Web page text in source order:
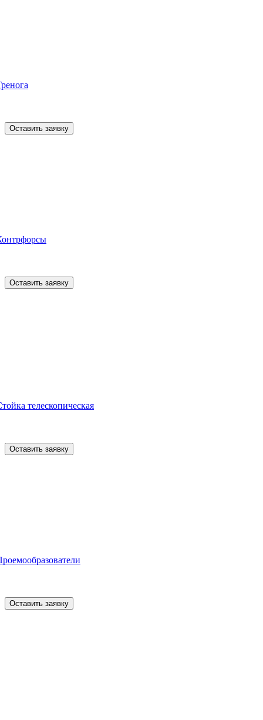
Оставить заявку
Оставить заявку
телескопическая
Оставить заявку
Оставить заявку